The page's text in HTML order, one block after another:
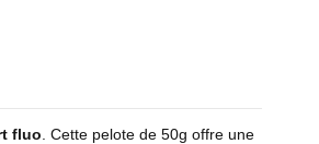
fluo . Cette pelote de 50g offre une